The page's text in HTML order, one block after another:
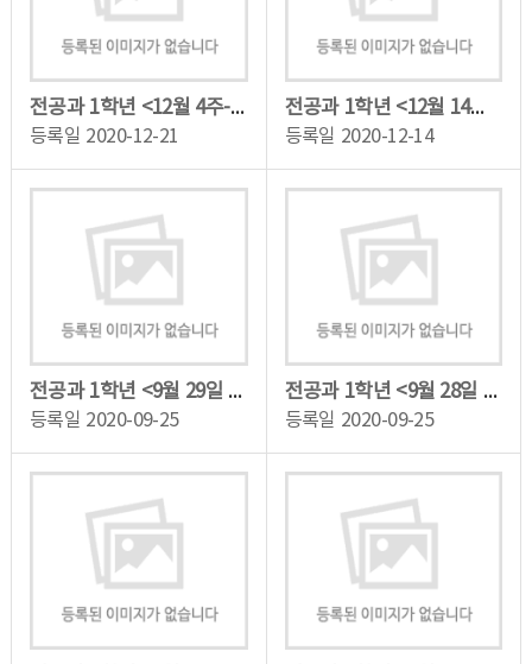
전공과 1학년 <12월 4주-직업생활, 현장실습> 학습 동영상
등록일 2020-12-21
전공과 1학년 <12월 14일 월요일> 학습동영상
등록일 2020-12-14
전공과 1학년 <9월 29일 화요일> 학습동영상
등록일 2020-09-25
전공과 1학년 <9월 28일 월요일>학습 동영상
등록일 2020-09-25